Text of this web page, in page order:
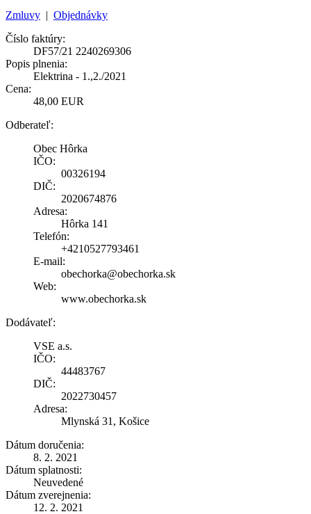
Zmluvy | Objednávky
Číslo faktúry:
DF57/21 2240269306
Popis plnenia:
Elektrina - 1.,2./2021
Cena:
48,00 EUR
Odberateľ:
Obec Hôrka
IČO:
00326194
DIČ:
2020674876
Adresa:
Hôrka 141
Telefón:
+4210527793461
E-mail:
obechorka@obechorka.sk
Web:
www.obechorka.sk
Dodávateľ:
VSE a.s.
IČO:
44483767
DIČ:
2022730457
Adresa:
Mlynská 31, Košice
Dátum doručenia:
8. 2. 2021
Dátum splatnosti:
Neuvedené
Dátum zverejnenia:
12. 2. 2021